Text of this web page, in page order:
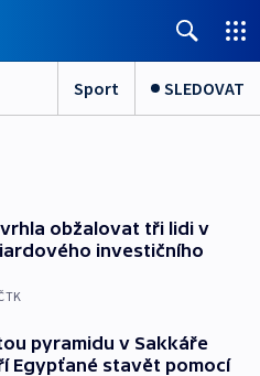
Sport SLEDOVAT
obžalovat tři lidi v
investičního
pyramidu v Sakkáře
Egypťané stavět pomocí